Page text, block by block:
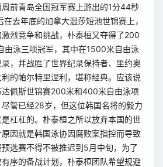
前青岛全国冠军赛上游出的1分44秒
去年底的加拿大温莎短池世锦赛上，
烈竞争和挑战，朴泰桓又夺得了200
泳三项冠军，其中在1500米自由泳
，并战胜了世界纪录保持者、里约奥
的帕尔特里涅利，堪称经典。应该说
佩斯世锦赛200米和400米自由泳项
管已经28岁，但这位韩国名将的毅力
杠杠的。朴泰桓之所以放弃本国的世
因就是韩国泳协因腐败案指控而导致
选赛不得不被推迟到5月中旬，为了
序的备战计划，朴泰桓团队希望规避